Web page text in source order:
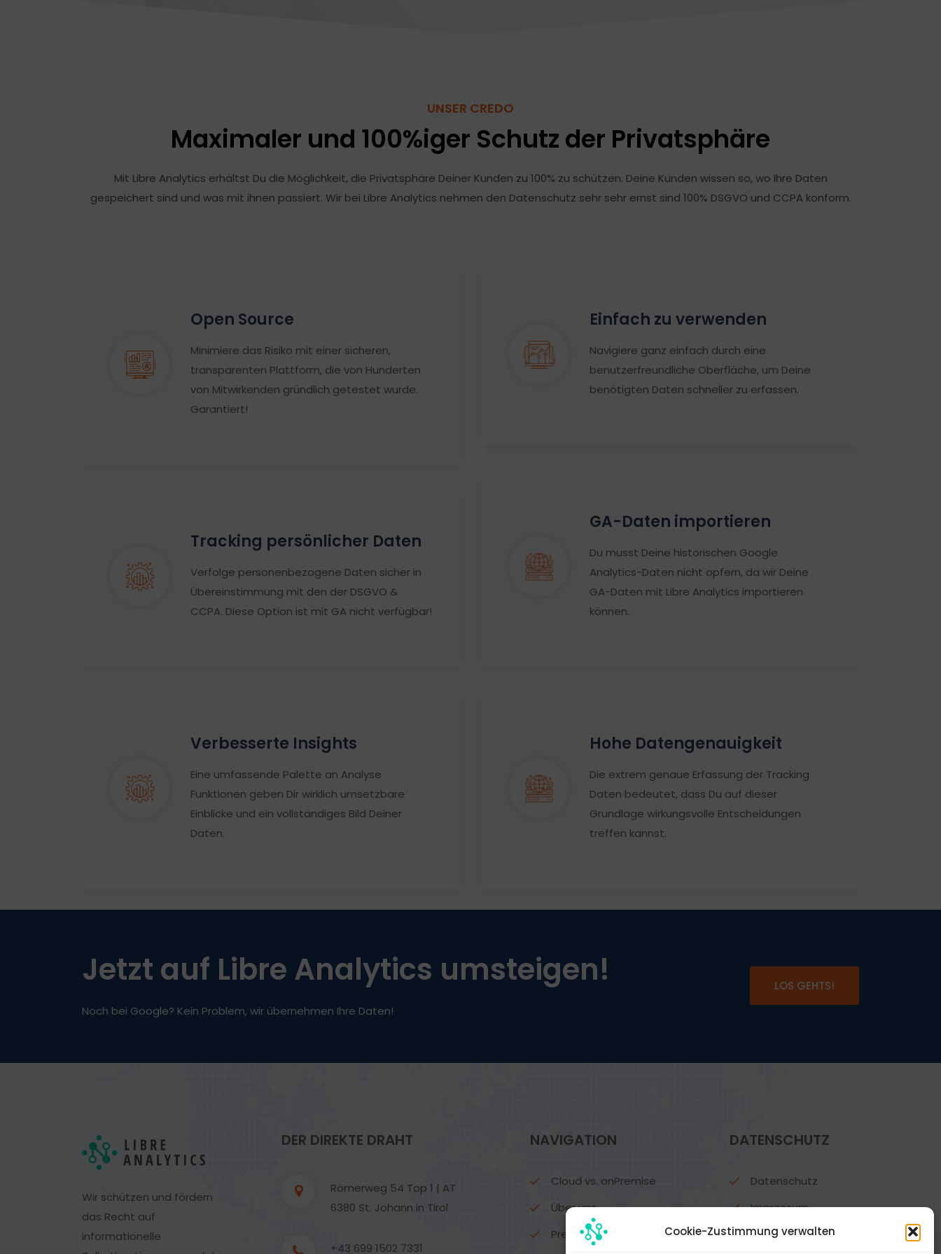
Cookie-Zustimmung verwalten
UNSER CREDO
Maximaler und 100%iger Schutz der Privatsphäre
Mit Libre Analytics erhältst Du die Möglichkeit, die Privatsphäre Deiner Kunden zu 100% zu schützen. Deine Kunden wissen so, wo Ihre Daten
gespeichert sind und was mit ihnen passiert. Wir bei Libre Analytics nehmen den Datenschutz sehr sehr ernst sind 100% DSGVO und CCPA konform.
Open Source
Minimiere das Risiko mit einer sicheren,
transparenten Plattform, die von Hunderten
von Mitwirkenden gründlich getestet wurde.
Garantiert!
Tracking persönlicher Daten
Verfolge personenbezogene Daten sicher in
Übereinstimmung mit den der DSGVO &
CCPA. Diese Option ist mit GA nicht verfügbar!
Verbesserte Insights
Eine umfassende Palette an Analyse
Funktionen geben Dir wirklich umsetzbare
Einblicke und ein vollständiges Bild Deiner
Daten.
Einfach zu verwenden
Navigiere ganz einfach durch eine
benutzerfreundliche Oberfläche, um Deine
benötigten Daten schneller zu erfassen.
GA-Daten importieren
Du musst Deine historischen Google
Analytics-Daten nicht opfern, da wir Deine
GA-Daten mit Libre Analytics importieren
können.
Hohe Datengenauigkeit
Die extrem genaue Erfassung der Tracking
Daten bedeutet, dass Du auf dieser
Grundlage wirkungsvolle Entscheidungen
treffen kannst.
Jetzt auf Libre Analytics umsteigen!
Noch bei Google? Kein Problem, wir übernehmen Ihre Daten!
LOS GEHTS!
Wir schützen und fördern
das Recht auf
informationelle
DER DIREKTE DRAHT
Römerweg 54 Top 1 | AT
6380 St. Johann in Tirol
+43 699 1502 7331
NAVIGATION
Cloud vs. onPremise
Über uns
Preise
DATENSCHUTZ
Datenschutz
Impressum
Cookies